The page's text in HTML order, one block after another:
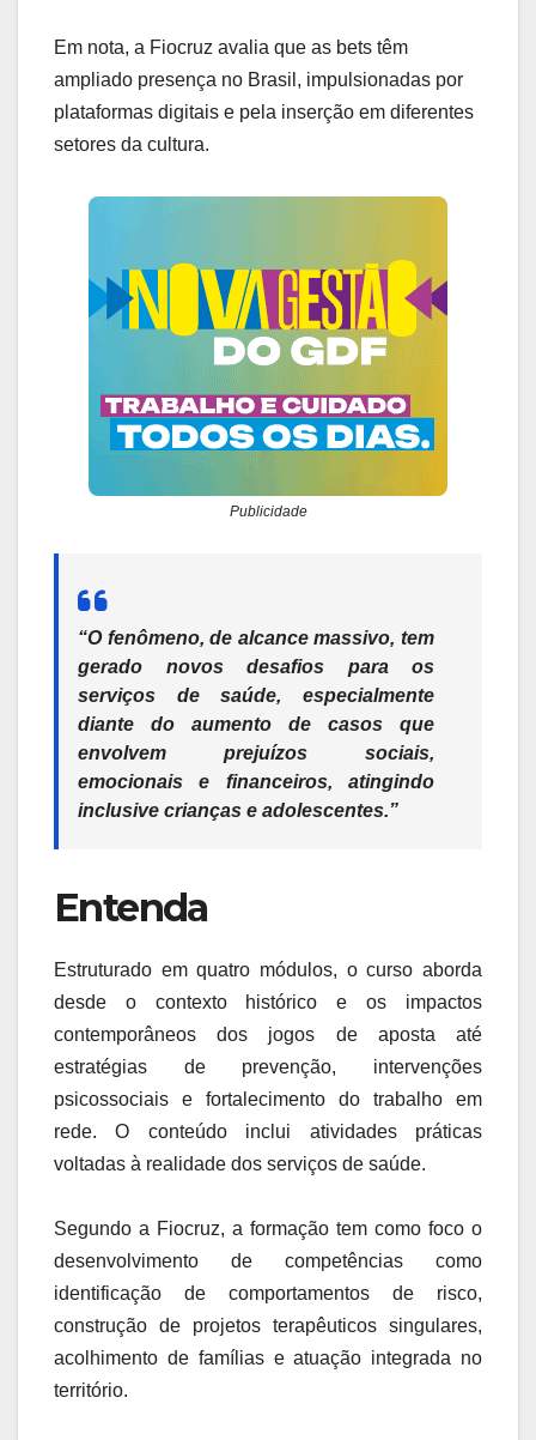
Em nota, a Fiocruz avalia que as bets têm
ampliado presença no Brasil, impulsionadas por
plataformas digitais e pela inserção em diferentes
setores da cultura.
Publicidade
“O fenômeno, de alcance massivo, tem
gerado novos desafios para os
serviços de saúde, especialmente
diante do aumento de casos que
envolvem prejuízos sociais,
emocionais e financeiros, atingindo
inclusive crianças e adolescentes.”
Entenda
Estruturado em quatro módulos, o curso aborda
desde o contexto histórico e os impactos
contemporâneos dos jogos de aposta até
estratégias de prevenção, intervenções
psicossociais e fortalecimento do trabalho em
rede. O conteúdo inclui atividades práticas
voltadas à realidade dos serviços de saúde.
Segundo a Fiocruz, a formação tem como foco o
desenvolvimento de competências como
identificação de comportamentos de risco,
construção de projetos terapêuticos singulares,
acolhimento de famílias e atuação integrada no
território.